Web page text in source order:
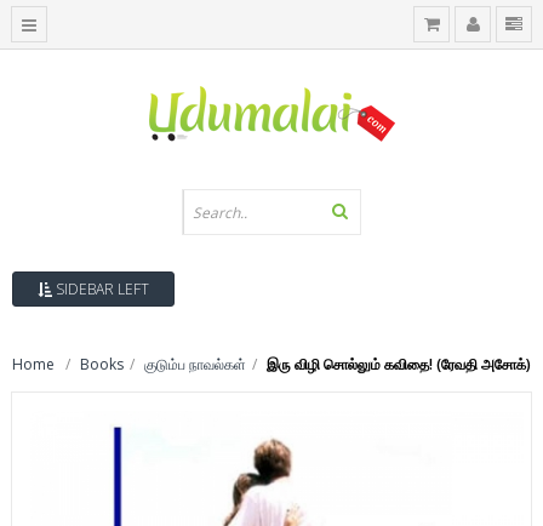
SIDEBAR LEFT
Home Books குடும்ப நாவல்கள் இரு விழி சொல்லும் கவிதை! (ரேவதி அசோக்)